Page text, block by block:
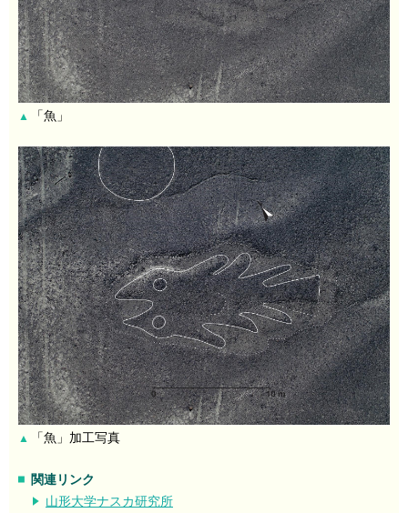
▲ 「魚」
▲ 「魚」加工写真
関連リンク
山形大学ナスカ研究所